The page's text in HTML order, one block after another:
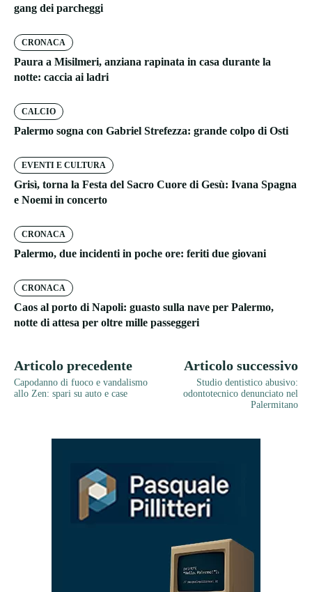
gang dei parcheggi
CRONACA
Paura a Misilmeri, anziana rapinata in casa durante la
notte: caccia ai ladri
CALCIO
Palermo sogna con Gabriel Strefezza: grande colpo di Osti
EVENTI E CULTURA
Grisì, torna la Festa del Sacro Cuore di Gesù: Ivana Spagna
e Noemi in concerto
CRONACA
Palermo, due incidenti in poche ore: feriti due giovani
CRONACA
Caos al porto di Napoli: guasto sulla nave per Palermo,
notte di attesa per oltre mille passeggeri
Articolo precedente
Capodanno di fuoco e vandalismo
allo Zen: spari su auto e case
Articolo successivo
Studio dentistico abusivo:
odontotecnico denunciato nel
Palermitano